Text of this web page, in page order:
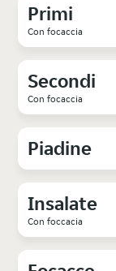
Primi
Con focaccia
Secondi
Con focaccia
Piadine
Insalate
Con foccacia